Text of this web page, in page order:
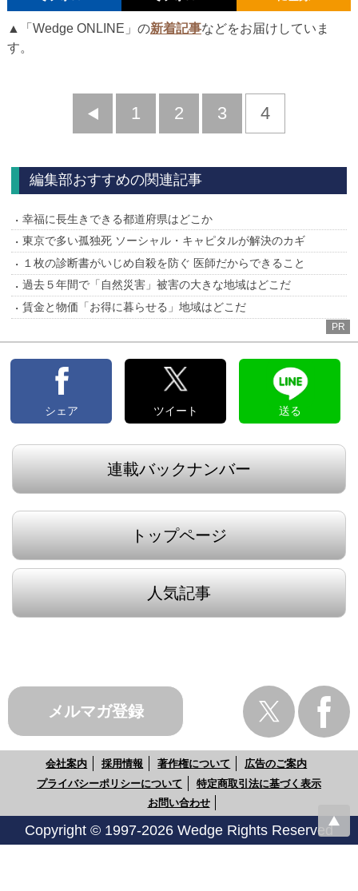
▲「Wedge ONLINE」の新着記事などをお届けしていま
す。
前
1 2 3 4
編集部おすすめの関連記事
幸福に長生きできる都道府県はどこか
東京で多い孤独死 ソーシャル・キャピタルが解決のカギ
１枚の診断書がいじめ自殺を防ぐ 医師だからできること
過去５年間で「自然災害」被害の大きな地域はどこだ
賃金と物価「お得に暮らせる」地域はどこだ
PR
シェア ツイート 送る
連載バックナンバー
トップページ
人気記事
メルマガ登録
会社案内 採用情報 著作権について
広告のご案内
プライバシーポリシーについて
特定商取引法に基づく表示
お問い合わせ
Copyright © 1997-2026 Wedge Rights Reserved